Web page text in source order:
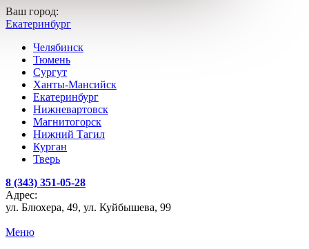
Ваш город:
Екатеринбург
Челябинск
Тюмень
Сургут
Ханты-Мансийск
Екатеринбург
Нижневартовск
Магнитогорск
Нижний Тагил
Курган
Тверь
8 (343) 351-05-28
Адрес:
ул. Блюхера, 49, ул. Куйбышева, 99
Меню